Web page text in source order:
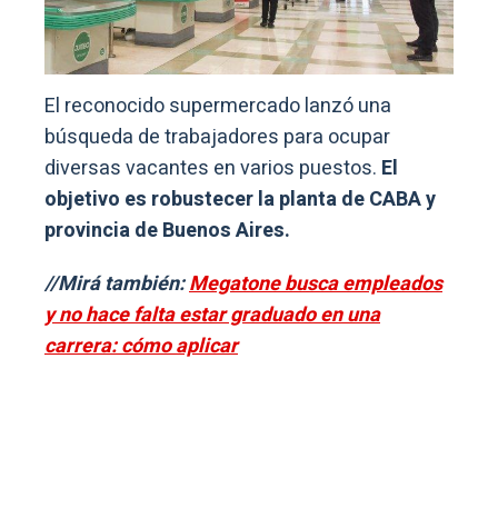
El reconocido supermercado lanzó una
búsqueda de trabajadores para ocupar
diversas vacantes en varios puestos. El
objetivo es robustecer la planta de CABA y
provincia de Buenos Aires.
//Mirá también:Megatone busca empleados
y no hace falta estar graduado en una
carrera: cómo aplicar